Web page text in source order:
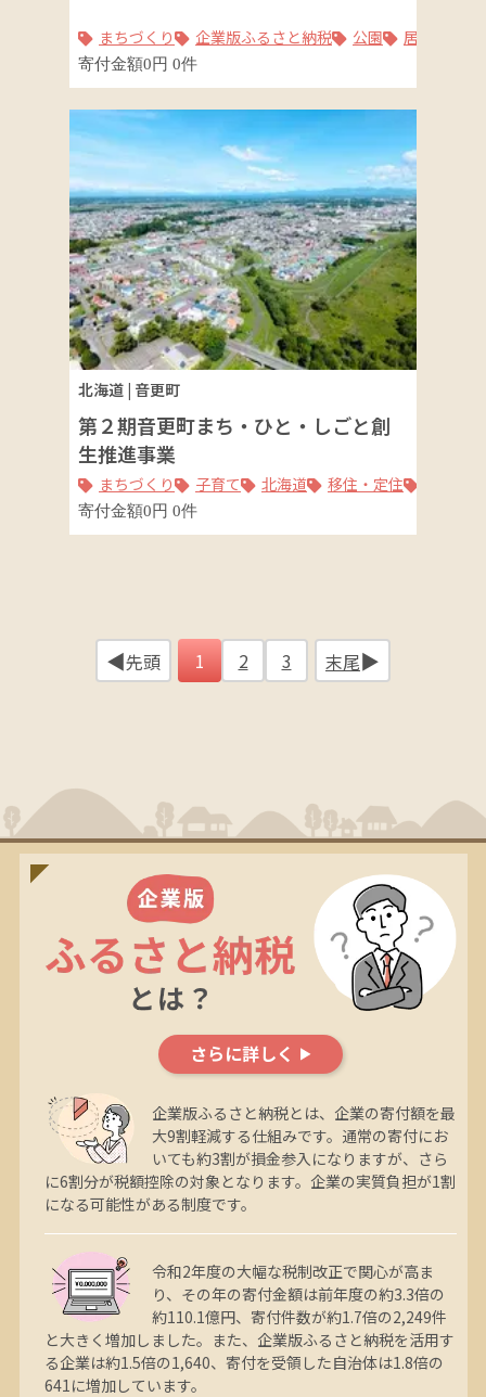
まちづくり 企業版ふるさと納税 公園 居場所
寄付金額0円 0件
北海道 | 音更町
第２期音更町まち・ひと・しごと創
生推進事業
まちづくり 子育て 北海道 移住・定住
寄付金額0円 0件
先頭 1 2 3 末尾
さらに詳しく
企業版ふるさと納税とは、企業の寄付額を最
大9割軽減する仕組みです。通常の寄付にお
いても約3割が損金参入になりますが、さら
に6割分が税額控除の対象となります。企業の実質負担が1割
になる可能性がある制度です。
令和2年度の大幅な税制改正で関心が高ま
り、その年の寄付金額は前年度の約3.3倍の
約110.1億円、寄付件数が約1.7倍の2,249件
と大きく増加しました。また、企業版ふるさと納税を活用す
る企業は約1.5倍の1,640、寄付を受領した自治体は1.8倍の
641に増加しています。